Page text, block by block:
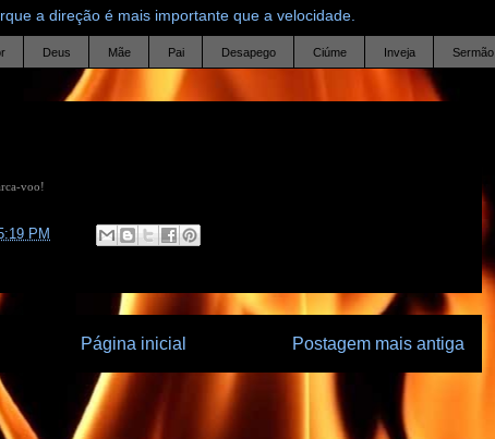
a direção é mais importante que a velocidade.
Deus Mãe Pai Desapego Ciúme Inveja Sermão
voo!
PM
Postagem mais antiga
Página inicial